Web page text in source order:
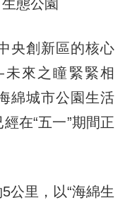
態公園
創新區的核心
來之瞳緊緊相
綿城市公園生活
在“五一”期間正
里，以“海綿生